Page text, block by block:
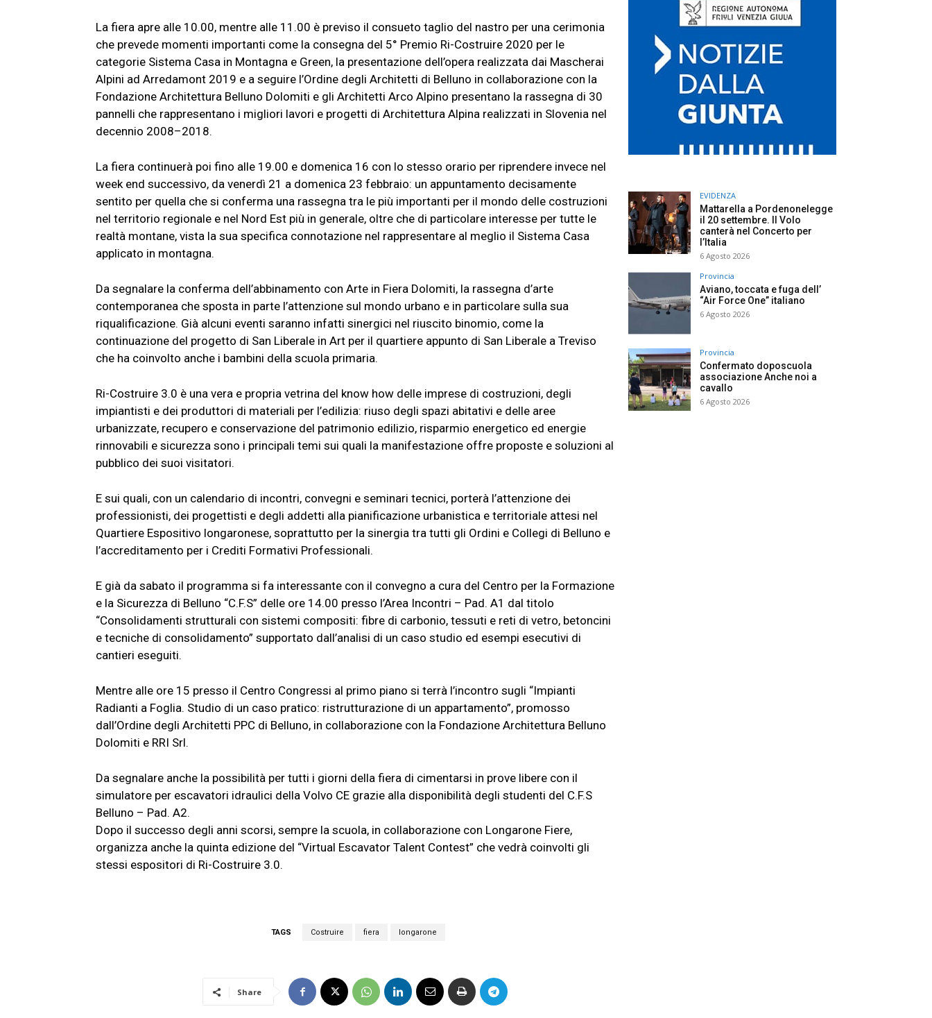
La fiera apre alle 10.00, mentre alle 11.00 è previso il consueto taglio del nastro per una cerimonia
che prevede momenti importanti come la consegna del 5° Premio Ri-Costruire 2020 per le
categorie Sistema Casa in Montagna e Green, la presentazione dell’opera realizzata dai Mascherai
Alpini ad Arredamont 2019 e a seguire l’Ordine degli Architetti di Belluno in collaborazione con la
Fondazione Architettura Belluno Dolomiti e gli Architetti Arco Alpino presentano la rassegna di 30
pannelli che rappresentano i migliori lavori e progetti di Architettura Alpina realizzati in Slovenia nel
decennio 2008–2018.
La fiera continuerà poi fino alle 19.00 e domenica 16 con lo stesso orario per riprendere invece nel
week end successivo, da venerdì 21 a domenica 23 febbraio: un appuntamento decisamente
sentito per quella che si conferma una rassegna tra le più importanti per il mondo delle costruzioni
nel territorio regionale e nel Nord Est più in generale, oltre che di particolare interesse per tutte le
realtà montane, vista la sua specifica connotazione nel rappresentare al meglio il Sistema Casa
applicato in montagna.
Da segnalare la conferma dell’abbinamento con Arte in Fiera Dolomiti, la rassegna d’arte
contemporanea che sposta in parte l’attenzione sul mondo urbano e in particolare sulla sua
riqualificazione. Già alcuni eventi saranno infatti sinergici nel riuscito binomio, come la
continuazione del progetto di San Liberale in Art per il quartiere appunto di San Liberale a Treviso
che ha coinvolto anche i bambini della scuola primaria.
Ri-Costruire 3.0 è una vera e propria vetrina del know how delle imprese di costruzioni, degli
impiantisti e dei produttori di materiali per l’edilizia: riuso degli spazi abitativi e delle aree
urbanizzate, recupero e conservazione del patrimonio edilizio, risparmio energetico ed energie
rinnovabili e sicurezza sono i principali temi sui quali la manifestazione offre proposte e soluzioni al
pubblico dei suoi visitatori.
E sui quali, con un calendario di incontri, convegni e seminari tecnici, porterà l’attenzione dei
professionisti, dei progettisti e degli addetti alla pianificazione urbanistica e territoriale attesi nel
Quartiere Espositivo longaronese, soprattutto per la sinergia tra tutti gli Ordini e Collegi di Belluno e
l’accreditamento per i Crediti Formativi Professionali.
E già da sabato il programma si fa interessante con il convegno a cura del Centro per la Formazione
e la Sicurezza di Belluno “C.F.S” delle ore 14.00 presso l’Area Incontri – Pad. A1 dal titolo
“Consolidamenti strutturali con sistemi compositi: fibre di carbonio, tessuti e reti di vetro, betoncini
e tecniche di consolidamento” supportato dall’analisi di un caso studio ed esempi esecutivi di
cantieri eseguiti.
Mentre alle ore 15 presso il Centro Congressi al primo piano si terrà l’incontro sugli “Impianti
Radianti a Foglia. Studio di un caso pratico: ristrutturazione di un appartamento”, promosso
dall’Ordine degli Architetti PPC di Belluno, in collaborazione con la Fondazione Architettura Belluno
Dolomiti e RRI Srl.
Da segnalare anche la possibilità per tutti i giorni della fiera di cimentarsi in prove libere con il
simulatore per escavatori idraulici della Volvo CE grazie alla disponibilità degli studenti del C.F.S
Belluno – Pad. A2.
Dopo il successo degli anni scorsi, sempre la scuola, in collaborazione con Longarone Fiere,
organizza anche la quinta edizione del “Virtual Escavator Talent Contest” che vedrà coinvolti gli
stessi espositori di Ri-Costruire 3.0.
TAGS Costruire fiera longarone
Share
EVIDENZA
Mattarella a Pordenonelegge
il 20 settembre. Il Volo
canterà nel Concerto per
l’Italia
6 Agosto 2026
Provincia
Aviano, toccata e fuga dell’
“Air Force One” italiano
6 Agosto 2026
Provincia
Confermato doposcuola
associazione Anche noi a
cavallo
6 Agosto 2026